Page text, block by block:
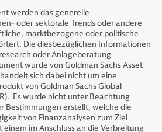
werden das generelle
oder sektorale Trends oder andere
marktbezogene oder politische
Die diesbezüglichen Informationen
oder Anlageberatung
wurde von Goldman Sachs Asset
sich dabei nicht um eine
von Goldman Sachs Global
Es wurde nicht unter Beachtung
Bestimmungen erstellt, welche die
von Finanzanalysen zum Ziel
im Anschluss an die Verbreitung